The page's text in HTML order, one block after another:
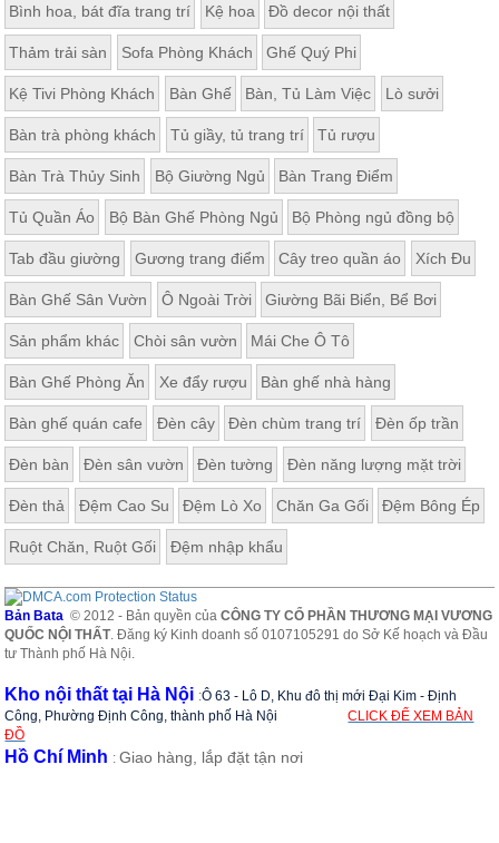
Bình hoa, bát đĩa trang trí Kệ hoa Đồ decor nội thất
Thảm trải sàn Sofa Phòng Khách Ghế Quý Phi
Kệ Tivi Phòng Khách Bàn Ghế Bàn, Tủ Làm Việc Lò sưởi
Bàn trà phòng khách Tủ giầy, tủ trang trí Tủ rượu
Bàn Trà Thủy Sinh Bộ Giường Ngủ Bàn Trang Điểm
Tủ Quần Áo Bộ Bàn Ghế Phòng Ngủ Bộ Phòng ngủ đồng bộ
Tab đầu giường Gương trang điểm Cây treo quần áo Xích Đu
Bàn Ghế Sân Vườn Ô Ngoài Trời Giường Bãi Biển, Bể Bơi
Sản phẩm khác Chòi sân vườn Mái Che Ô Tô
Bàn Ghế Phòng Ăn Xe đẩy rượu Bàn ghế nhà hàng
Bàn ghế quán cafe Đèn cây Đèn chùm trang trí Đèn ốp trần
Đèn bàn Đèn sân vườn Đèn tường Đèn năng lượng mặt trời
Đèn thả Đệm Cao Su Đệm Lò Xo Chăn Ga Gối Đệm Bông Ép
Ruột Chăn, Ruột Gối Đệm nhập khẩu
Bản Bata © 2012 - Bản quyền củaCÔNG TY CỔ PHẦN THƯƠNG MẠI VƯƠNG
QUỐC NỘI THẤT. Đăng ký Kinh doanh số 0107105291 do Sở Kế hoạch và Đầu
tư Thành phố Hà Nội.
Kho nội thất tại Hà Nội :Ô 63 - Lô D, Khu đô thị mới Đại Kim - Định
Công, Phường Định Công, thành phố Hà Nội
CLICK ĐỂ XEM BẢN
ĐỒ
Hồ Chí Minh :Giao hàng, lắp đặt tận nơi